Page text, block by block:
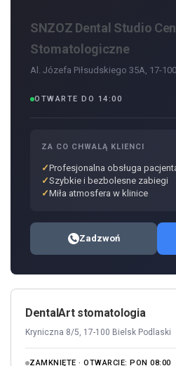
SNZOZ Dental Studio
Stomatologiczne
Al. Józefa Piłsudskiego 35A, 17-
OTWARTE DO 14:00
ZA CO CHWALĄ KLIENCI
Profesjonalna obsługa
Szybkie i bezbolesne zabiegi
Miła atmosfera w klinice
Zadzwoń
DentalArt stomatologia
Kryniczna 8/5, 17-100 Bielsk Podlaski
ZAMKNIĘTE · OTWARCIE: PON 08:00